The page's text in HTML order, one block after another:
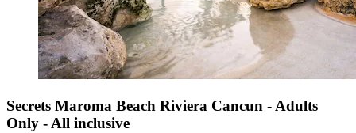
Secrets Maroma Beach Riviera Cancun - Adults
Only - All inclusive